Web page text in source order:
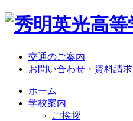
交通のご案内
お問い合わせ・資料請求
ホーム
学校案内
ご挨拶